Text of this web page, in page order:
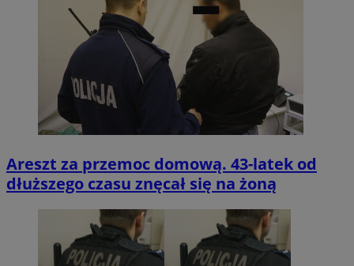
Areszt za przemoc domową. 43-latek od
dłuższego czasu znęcał się na żoną